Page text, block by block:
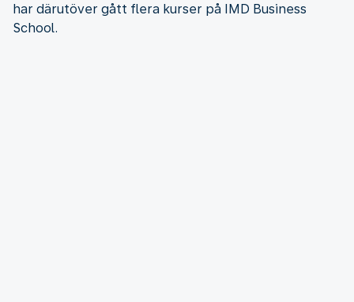
har därutöver gått flera kurser på IMD Business
School.